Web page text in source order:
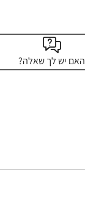
האם יש לך שאלה?